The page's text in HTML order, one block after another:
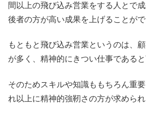
間以上の飛び込み営業をする人とで
後者の方が高い成果を上げることがで
もともと飛び込み営業というのは、
が多く、精神的にきつい仕事であると
そのためスキルや知識ももちろん重
れ以上に精神的強靭さの方が求められ